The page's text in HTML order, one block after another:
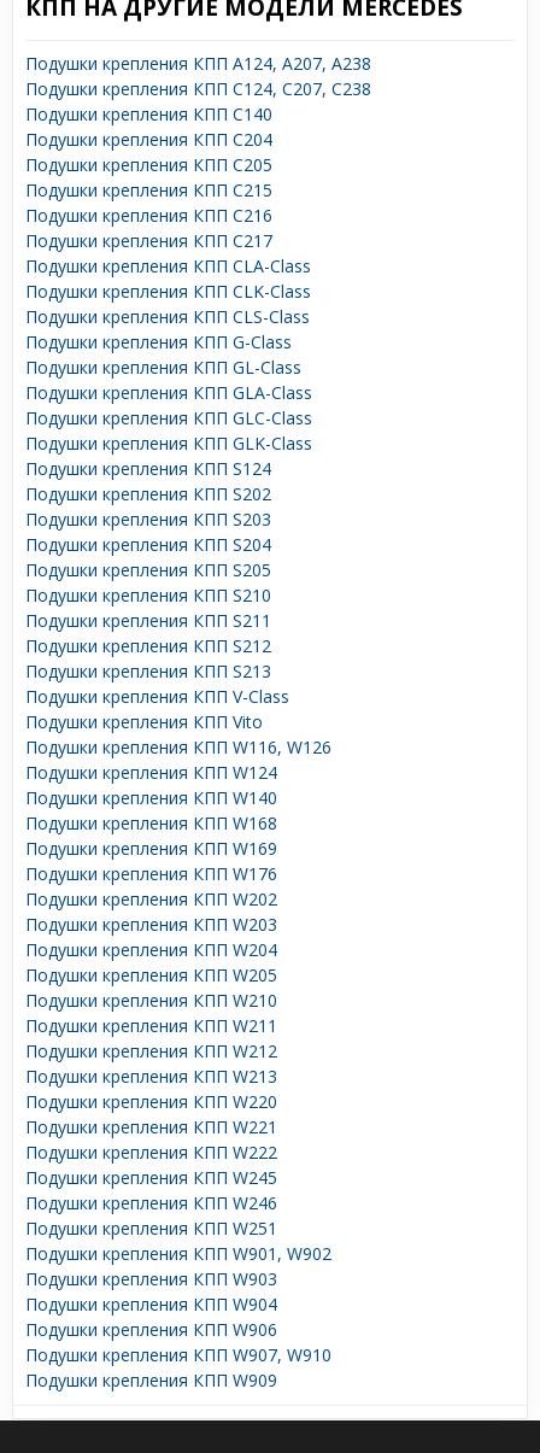
КПП НА ДРУГИЕ МОДЕЛИ MERCEDES
Подушки крепления КПП A124, A207, A238
Подушки крепления КПП C124, C207, C238
Подушки крепления КПП C140
Подушки крепления КПП C204
Подушки крепления КПП C205
Подушки крепления КПП C215
Подушки крепления КПП C216
Подушки крепления КПП C217
Подушки крепления КПП CLA-Class
Подушки крепления КПП CLK-Class
Подушки крепления КПП CLS-Class
Подушки крепления КПП G-Class
Подушки крепления КПП GL-Class
Подушки крепления КПП GLA-Class
Подушки крепления КПП GLC-Class
Подушки крепления КПП GLK-Class
Подушки крепления КПП S124
Подушки крепления КПП S202
Подушки крепления КПП S203
Подушки крепления КПП S204
Подушки крепления КПП S205
Подушки крепления КПП S210
Подушки крепления КПП S211
Подушки крепления КПП S212
Подушки крепления КПП S213
Подушки крепления КПП V-Class
Подушки крепления КПП Vito
Подушки крепления КПП W116, W126
Подушки крепления КПП W124
Подушки крепления КПП W140
Подушки крепления КПП W168
Подушки крепления КПП W169
Подушки крепления КПП W176
Подушки крепления КПП W202
Подушки крепления КПП W203
Подушки крепления КПП W204
Подушки крепления КПП W205
Подушки крепления КПП W210
Подушки крепления КПП W211
Подушки крепления КПП W212
Подушки крепления КПП W213
Подушки крепления КПП W220
Подушки крепления КПП W221
Подушки крепления КПП W222
Подушки крепления КПП W245
Подушки крепления КПП W246
Подушки крепления КПП W251
Подушки крепления КПП W901, W902
Подушки крепления КПП W903
Подушки крепления КПП W904
Подушки крепления КПП W906
Подушки крепления КПП W907, W910
Подушки крепления КПП W909